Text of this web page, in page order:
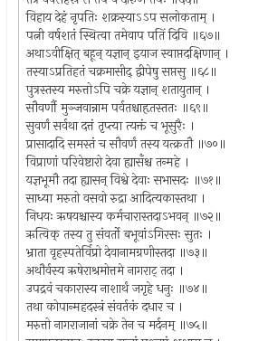
विहाय देहं नृपतिः शक्रस्याऽऽप सलोकताम् ।
पत्नी वर्षशतं स्थित्वा तमेवाप पतिं दिवि ॥६७॥
अथाऽवीक्षित् बहून् यज्ञान् इयाज स्वाप्तदक्षिणान् ।
तस्याऽप्रतिहतं चक्रमासीद् द्वीपेषु सप्तसु ॥६८॥
पुत्रस्तस्य मरुत्तोऽपि चक्रे यज्ञान् शतायुतान् ।
सौवर्णौ मुञ्जवान्नाम पर्वतश्चाहृतस्ततः ॥६९॥
सुवर्णं सर्वथा दत्तं तृप्त्या त्यक्तं च भूसुरैः ।
प्रासादादि समस्तं च सौवर्णं तस्य यत्क्रतौ ॥७०॥
विप्राणां परिवेष्टारो देवा ह्यासँश्च तन्महे ।
यज्ञभूमौ तदा ह्यासन् विश्वे देवाः सभासदः ॥७१॥
साध्या मरुतो वसवो रुद्रा आदित्यकास्तथा ।
निधयः ऋषयश्चास्य कर्मचारास्तदाऽभवन् ॥७२॥
ऋत्विक् तस्य तु संवर्तो बभूवांऽगिरसः सुतः ।
भ्राता वृहस्पतेर्विप्रो देवानामग्रणीस्तदा ॥७३॥
अथौर्वस्य ऋषेराश्रमोत्तमे नागराट् तदा ।
उपद्रवं चकारास्य नाशार्थं जगृहे धनुः ॥७४॥
तथा कोपान्महदस्त्रं संवर्तकं दधार च ।
मरुत्तो नागराजानां चक्रे तेन च मर्दनम् ॥७५॥